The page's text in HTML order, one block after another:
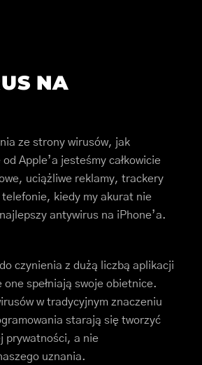
NA
ze strony wirusów, jak
Apple’a jesteśmy całkowicie
uciążliwe reklamy, trackery
kiedy my akurat nie
antywirus na iPhone’a.
czynienia z dużą liczbą aplikacji
spełniają swoje obietnice.
w tradycyjnym znaczeniu
starają się tworzyć
prywatności, a nie
uznania.